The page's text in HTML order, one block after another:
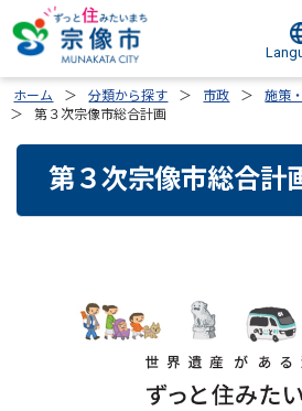
ホーム 分類から探す 市政 施策
第３次宗像市総合計画
第３次宗像市総合計